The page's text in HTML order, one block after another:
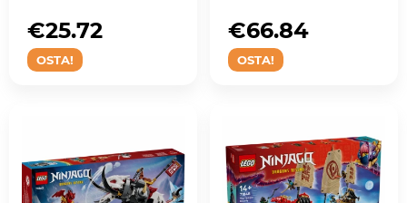
OSTA!
€25.72
OSTA!
€66.84